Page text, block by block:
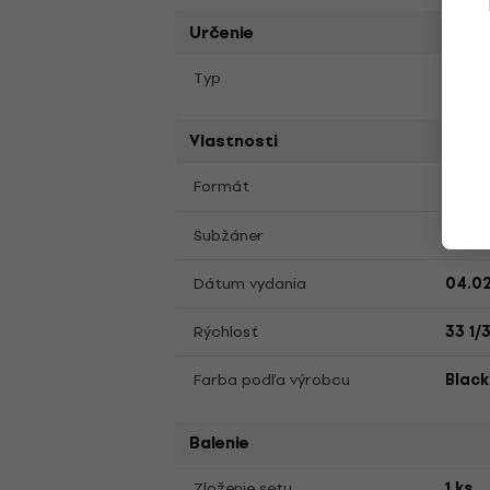
Určenie
Typ
Vlastnosti
Formát
Subžáner
Dátum vydania
Rýchlosť
33 1/
Farba podľa výrobcu
Black
Balenie